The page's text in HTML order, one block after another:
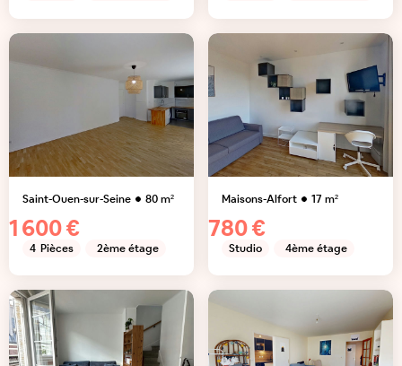
Saint-Ouen-sur-Seine 80m²
1 600 €
4 Pièces 2ème étage
Maisons-Alfort 17m²
780 €
Studio 4ème étage